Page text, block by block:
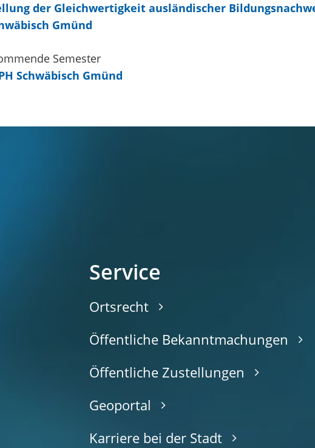
der Gleichwertigkeit ausländischer
Gmünd
Semester
Schwäbisch Gmünd
Service
Ortsrecht
Öffentliche Bekanntmachungen
Öffentliche Zustellungen
Geoportal
Karriere bei der Stadt